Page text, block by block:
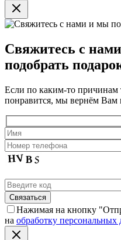
Свяжитесь с
подобрать
Если по каким-то причинам
понравится, мы вернём
Нажимая на кнопку
на обработку персональных